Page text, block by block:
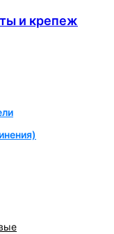
и крепеж